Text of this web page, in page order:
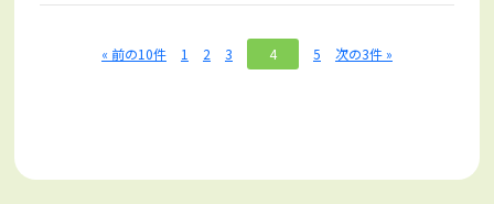
« 前の10件 1 2 3 4 5 次の3件 »